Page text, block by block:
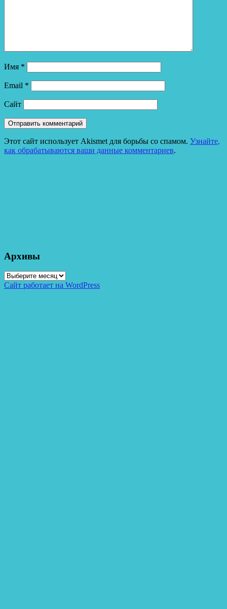
Имя *
Email *
Сайт
Этот сайт использует Akismet для борьбы со спамом. Узнайте,
как обрабатываются ваши данные комментариев.
Архивы
Архивы
Сайт работает на WordPress